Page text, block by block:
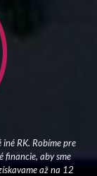
RK. Robíme pre
financie, aby sme
až na 12